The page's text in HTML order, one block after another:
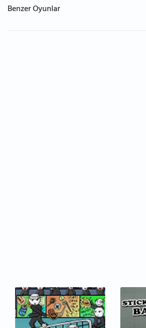
Benzer Oyunlar